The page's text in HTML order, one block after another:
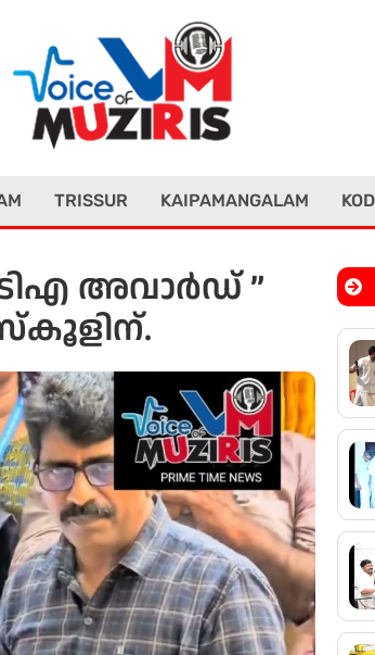
TRISSUR KAIPAMANGALAM
അവാർഡ് ”